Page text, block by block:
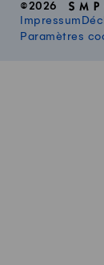
©2026
Impressum
Paramètres